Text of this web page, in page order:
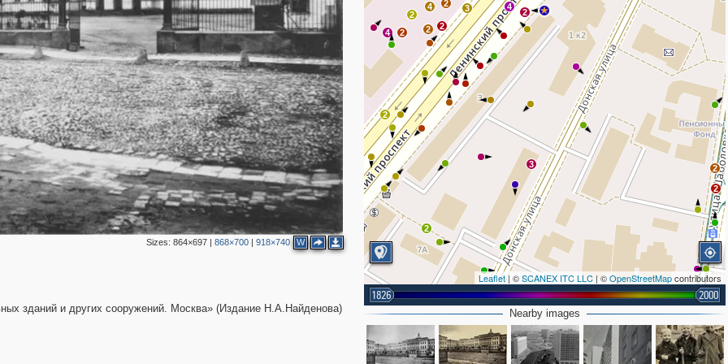
Sizes: 864×697| 868×700| 918×740 W
зданий и других сооружений. Москва» (Издание Н.А.Найденова)
2
3
2
2
4
2
2
4
3
4
2
4
2
2
2
4 2
2
Leaflet| ©SCANEX ITC LLC | ©OpenStreetMapcontributors
1826 2000
Nearby images